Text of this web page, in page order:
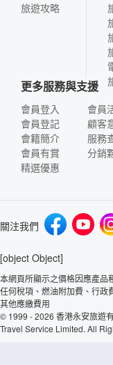
旅遊攻略
更多服務與支援
會員登入
會員登記
會籍簡介
會員有賞
精選優惠
會員
顧客
服務
分銷
關注我們
[object Object]
本網頁所顯示之價格因應產品
任何稅項、燃油附加費、行政
其他應繳費用
© 1999 - 2026 香港永安旅遊
Travel Service Limited. All